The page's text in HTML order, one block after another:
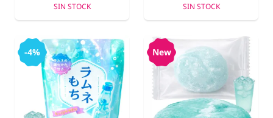
SIN STOCK SIN STOCK
-4% New